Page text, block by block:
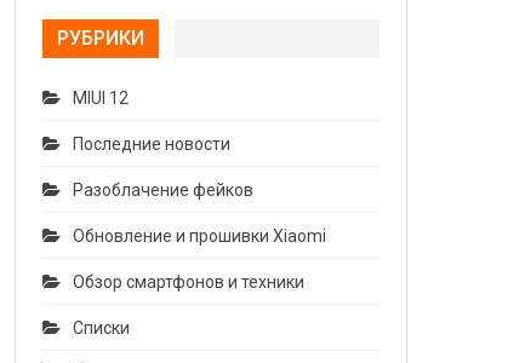
РУБРИКИ
MIUI 12
Последние новости
Разоблачение фейков
Обновление и прошивки Xiaomi
Обзор смартфонов и техники
Списки